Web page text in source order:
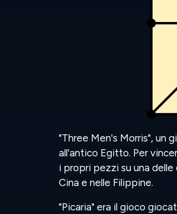
"Three Men's Morris", un
all'antico Egitto. Per
i propri pezzi su una
Cina e nelle Filippine.
"Picaria" era il gioco